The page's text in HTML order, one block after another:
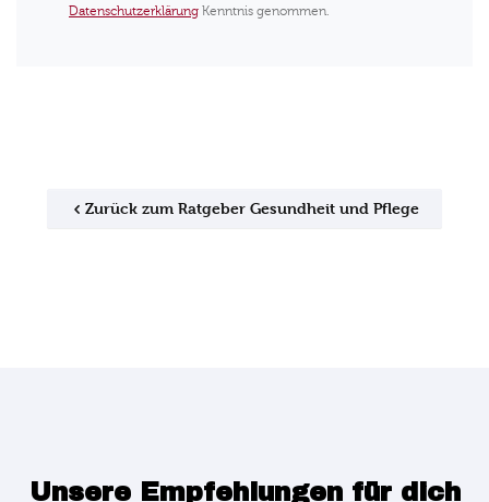
Datenschutzerklärung Kenntnis genommen.
Zurück zum Ratgeber Gesundheit und Pflege
Unsere Empfehlungen für dich